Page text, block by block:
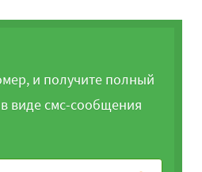
и получите полный
виде смс-сообщения